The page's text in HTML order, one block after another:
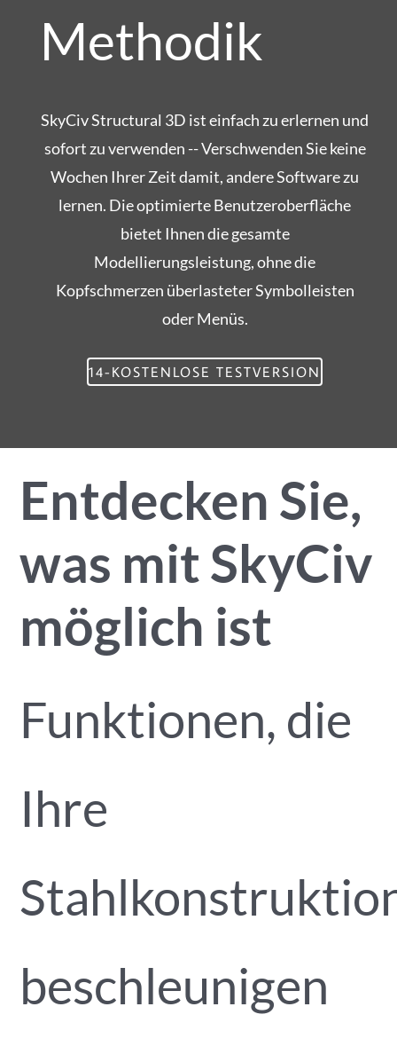
Methodik
SkyCiv Structural 3D ist einfach zu erlernen und
sofort zu verwenden -- Verschwenden Sie keine
Wochen Ihrer Zeit damit, andere Software zu
lernen. Die optimierte Benutzeroberfläche
bietet Ihnen die gesamte
Modellierungsleistung, ohne die
Kopfschmerzen überlasteter Symbolleisten
oder Menüs.
14-KOSTENLOSE TESTVERSION
Entdecken Sie,
was mit SkyCiv
möglich ist
Funktionen, die
Ihre
beschleunigen